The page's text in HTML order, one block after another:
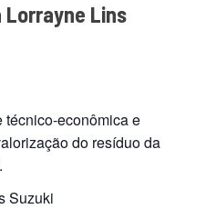
Lins
técnico-econômica e
do resíduo da
Suzuki